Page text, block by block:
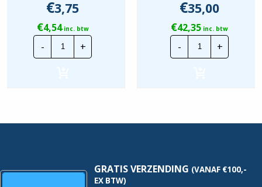
€3,75
€4,54inc. btw
-
Sol+
LED
Spot
-
+
€35,00
€42,35 inc. btw
-
Sol+
MAC280
Plafond-/
3000K
+
GRATIS VERZENDING (VANAF €100,-
EX BTW)